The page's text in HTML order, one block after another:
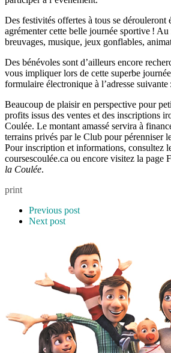
Des festivités offertes à tous se dérouleront
agrémenter cette belle journée sportive !
breuvages, musique, jeux gonflables,
Des bénévoles sont d’ailleurs encore
vous impliquer lors de cette superbe
formulaire électronique à l’adresse suivante :
Beaucoup de plaisir en perspective pour
profits issus des ventes et des inscriptions
Coulée. Le montant amassé servira à
terrains privés par le Club pour pérenniser
Pour inscription et informations, consultez
coursescoulée.ca ou encore visitez la page
la Coulée.
print
Previous post
Next post